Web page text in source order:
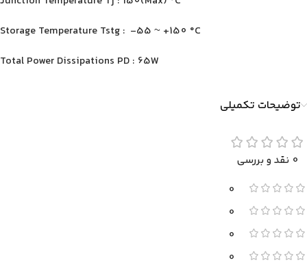
Storage Temperature Tstg : -55 ~ +150 °C
Total Power Dissipations PD : 65W
توضیحات تکمیلی
0 نقد و بررسی
0
0
0
0